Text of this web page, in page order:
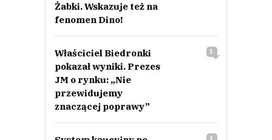
Żabki. Wskazuje też na
fenomen Dino!
Właściciel Biedronki
pokazał wyniki. Prezes
JM o rynku: „Nie
przewidujemy
znaczącej poprawy”
3
3